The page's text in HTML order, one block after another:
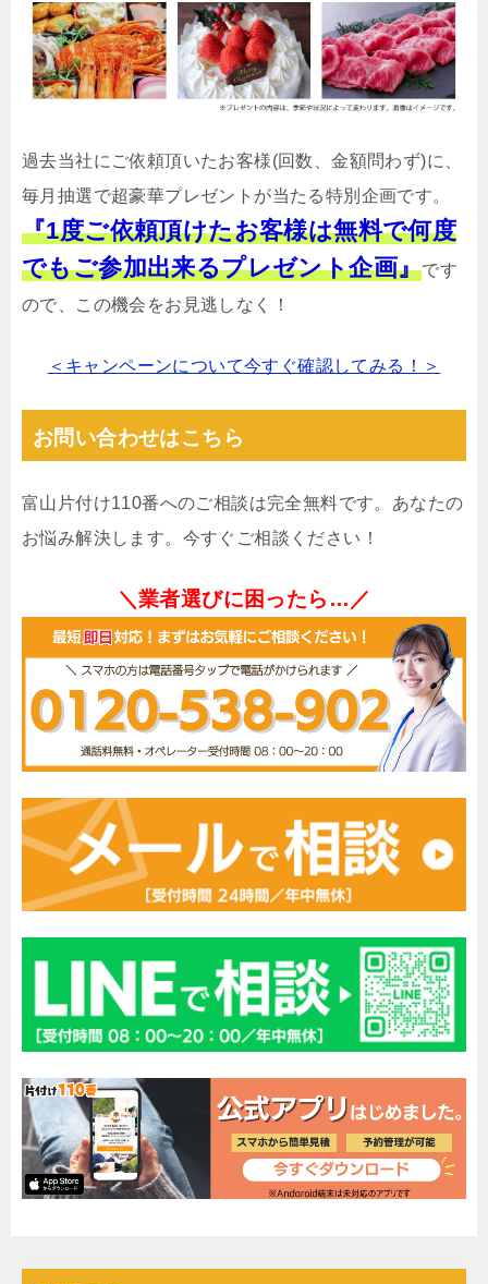
過去当社にご依頼頂いたお客様(回数、金額問わず)に、
毎月抽選で超豪華プレゼントが当たる特別企画です。
『1度ご依頼頂けたお客様は無料で何度
でもご参加出来るプレゼント企画』です
ので、この機会をお見逃しなく！
＜キャンペーンについて今すぐ確認してみる！＞
お問い合わせはこちら
富山片付け110番へのご相談は完全無料です。あなたの
お悩み解決します。今すぐご相談ください！
＼業者選びに困ったら…／